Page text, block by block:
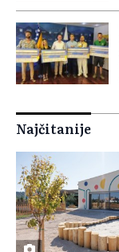
Najčitanije